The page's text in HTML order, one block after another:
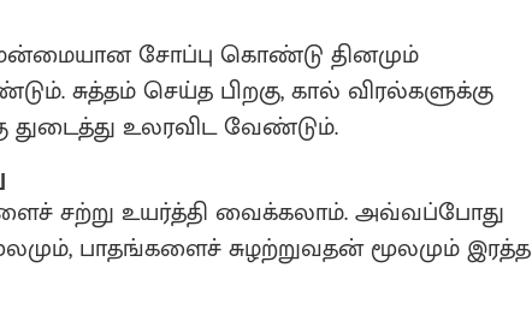
சோப்பு கொண்டு தினமும்
சுத்தம் செய்த பிறகு, கால் விரல்களுக்கு
உலரவிட வேண்டும்.
சற்று உயர்த்தி வைக்கலாம். அவ்வப்போது
பாதங்களைச் சுழற்றுவதன் மூலமும் இரத்த